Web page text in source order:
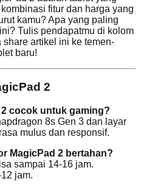
fitur dan harga yang
kamu? Apa yang paling
Tulis pendapatmu di kolom
artikel ini ke temen-
baru!
2
cocok untuk gaming?
8s Gen 3 dan layar
mulus dan responsif.
MagicPad 2 bertahan?
sampai 14-16 jam.
jam.